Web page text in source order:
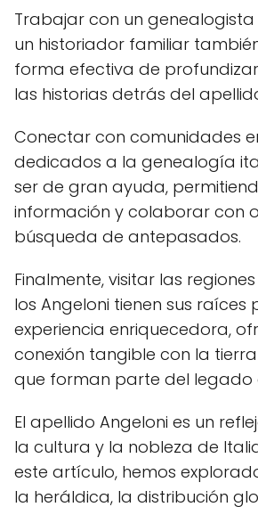
Trabajar con un
un historiador familiar
forma efectiva de profundizar
las historias detrás del
Conectar con comunidades
dedicados a la genealogía
ser de gran ayuda,
información y colaborar con
búsqueda de antepasados.
Finalmente, visitar las
los Angeloni tienen sus raíces
experiencia enriquecedora,
conexión tangible con la
que forman parte del legado
El apellido Angeloni es un
la cultura y la nobleza de
este artículo, hemos
la heráldica, la distribución